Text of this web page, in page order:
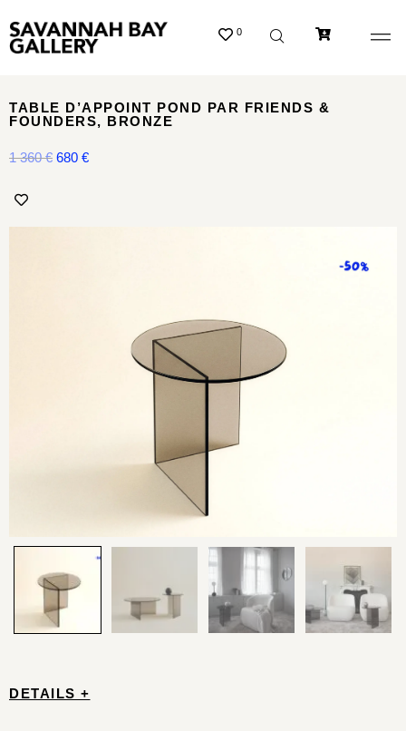
0
DETAILS +
TABLE D’APPOINT POND PAR FRIENDS &
FOUNDERS, BRONZE
1 360€ 680 €